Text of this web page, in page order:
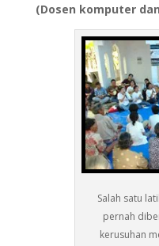
(Dosen komputer
Salah satu
pernah
kerusuhan